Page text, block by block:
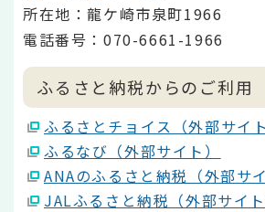
所在地：龍ケ崎市泉町1966
電話番号：070-6661-1966
ふるさと納税からのご利用
ふるさとチョイス（外部サイト
ふるなび（外部サイト）
ANAのふるさと納税（外部サイ
JALふるさと納税（外部サイト